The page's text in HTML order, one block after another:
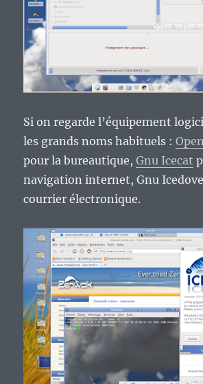
Si on regarde l’équipement
les grands noms habituels :
pour la bureautique,Gnu Icecat
navigation internet, Gnu
courrier électronique.